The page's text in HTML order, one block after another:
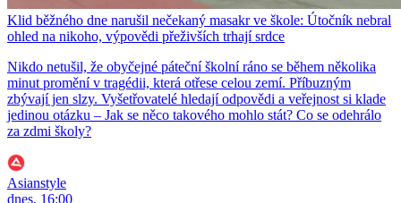
Klid běžného dne narušil nečekaný masakr ve škole: Útočník nebral
ohled na nikoho, výpovědi přeživších trhají srdce
Nikdo netušil, že obyčejné páteční školní ráno se během několika
minut promění v tragédii, která otřese celou zemí. Příbuzným
zbývají jen slzy. Vyšetřovatelé hledají odpovědi a veřejnost si klade
jedinou otázku – Jak se něco takového mohlo stát? Co se odehrálo
za zdmi školy?
Asianstyle
dnes, 16:00